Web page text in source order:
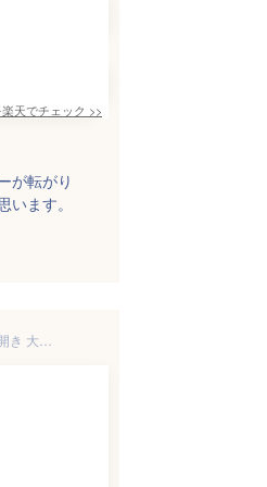
楽天でチェック >>
が転がり
ます。